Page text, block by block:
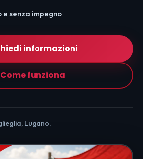
senza impegno
informazioni
Come funziona
Lugano.